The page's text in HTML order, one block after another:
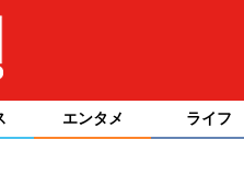
エンタメ ライフ